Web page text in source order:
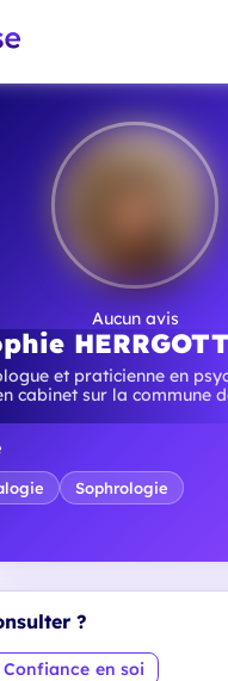
Aucun avis
HERRGOTT
et praticienne en
cabinet sur la commune
Sophrologie
?
Confiance en soi